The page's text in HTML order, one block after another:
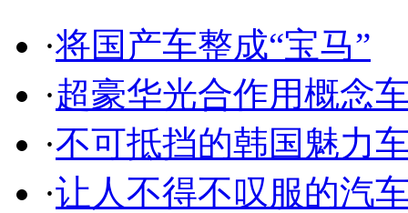
·将国产车整成“宝马”
·超豪华光合作用概念
·不可抵挡的韩国魅力
·让人不得不叹服的汽